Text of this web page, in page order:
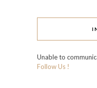
Unable to
Follow Us !